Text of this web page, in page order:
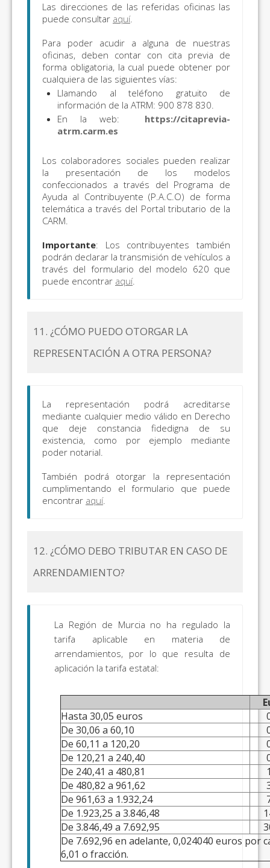
Las direcciones de las referidas oficinas las
puede consultar aquí.
Para poder acudir a alguna de nuestras
oficinas, deben contar con cita previa de
forma obligatoria, la cual puede obtener por
cualquiera de las siguientes vías:
Llamando al teléfono gratuito de
información de la ATRM: 900 878 830.
En la web: https://citaprevia-
atrm.carm.es
Los colaboradores sociales pueden realizar
la presentación de los modelos
confeccionados a través del Programa de
Ayuda al Contribuyente (P.A.C.O) de forma
telemática a través del Portal tributario de la
CARM.
Importante: Los contribuyentes también
podrán declarar la transmisión de vehículos a
través del formulario del modelo 620 que
puede encontrar aquí.
11. ¿CÓMO PUEDO OTORGAR LA
REPRESENTACIÓN A OTRA PERSONA?
La representación podrá acreditarse
mediante cualquier medio válido en Derecho
que deje constancia fidedigna de su
existencia, como por ejemplo mediante
poder notarial.
También podrá otorgar la representación
cumplimentando el formulario que puede
encontrar aquí.
12. ¿CÓMO DEBO TRIBUTAR EN CASO DE
ARRENDAMIENTO?
La Región de Murcia no ha regulado la
tarifa aplicable en materia de
arrendamientos, por lo que resulta de
aplicación la tarifa estatal:
Hasta 30,05 euros
De 30,06 a 60,10
De 60,11 a 120,20
De 120,21 a 240,40
De 240,41 a 480,81
De 480,82 a 961,62
De 961,63 a 1.932,24
De 1.923,25 a 3.846,48
De 3.846,49 a 7.692,95
De 7.692,96 en adelante, 0,024040 euros por
6,01 o fracción.